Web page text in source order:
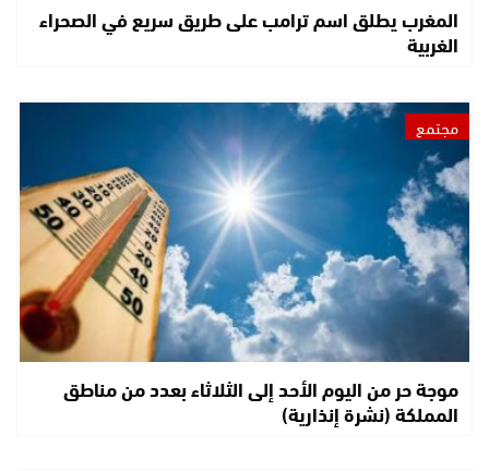
المغرب يطلق اسم ترامب على طريق سريع في الصحراء
الغربية
مجتمع
موجة حر من اليوم الأحد إلى الثلاثاء بعدد من مناطق
المملكة (نشرة إنذارية)